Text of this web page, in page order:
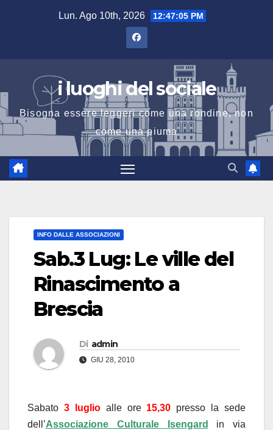
Lun. Ago 10th, 2026 12:47:06 PM
i luoghi del sociale
Bisogna essere leggeri come una rondine, non
come una piuma
INFO DALLE ASSOCIAZIONI
Sab.3 Lug: Le ville del
Rinascimento a
Brescia
Di admin
GIU 28, 2010
Sabato 3 luglioalle ore 15,30 presso la sede
dell’Associazione Culturale Isengard
in via